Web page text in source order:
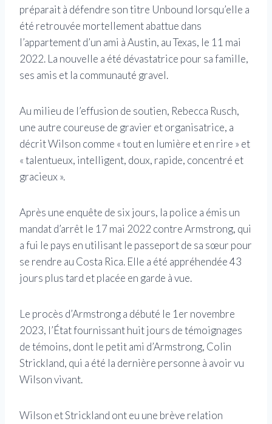
préparait à défendre son titre Unbound lorsqu’elle a
été retrouvée mortellement abattue dans
l’appartement d’un ami à Austin, au Texas, le 11 mai
2022. La nouvelle a été dévastatrice pour sa famille,
ses amis et la communauté gravel.
Au milieu de l’effusion de soutien, Rebecca Rusch,
une autre coureuse de gravier et organisatrice, a
décrit Wilson comme « tout en lumière et en rire » et
« talentueux, intelligent, doux, rapide, concentré et
gracieux ».
Après une enquête de six jours, la police a émis un
mandat d’arrêt le 17 mai 2022 contre Armstrong, qui
a fui le pays en utilisant le passeport de sa sœur pour
se rendre au Costa Rica. Elle a été appréhendée 43
jours plus tard et placée en garde à vue.
Le procès d’Armstrong a débuté le 1er novembre
2023, l’État fournissant huit jours de témoignages
de témoins, dont le petit ami d’Armstrong, Colin
Strickland, qui a été la dernière personne à avoir vu
Wilson vivant.
Wilson et Strickland ont eu une brève relation